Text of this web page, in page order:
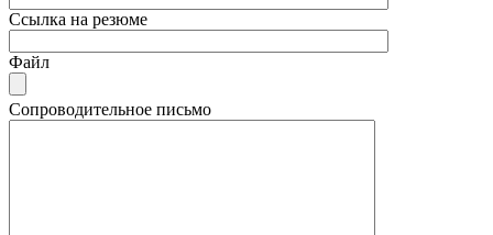
Ссылка на резюме
Файл
Сопроводительное письмо